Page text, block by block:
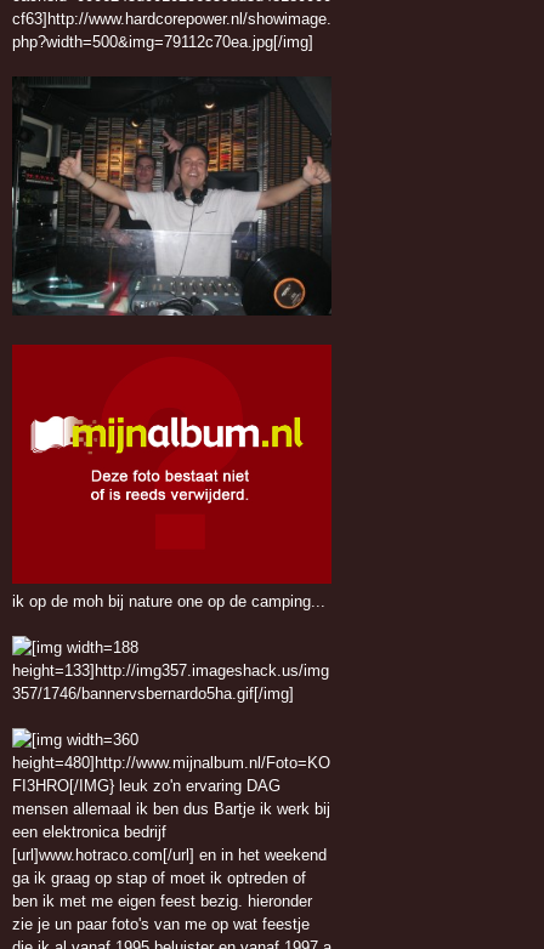
ik op de moh bij nature one op de camping...